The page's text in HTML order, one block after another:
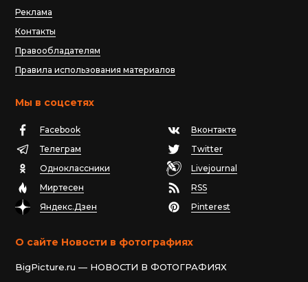
Реклама
Контакты
Правообладателям
Правила использования материалов
Мы в соцсетях
Facebook
Вконтакте
Телеграм
Twitter
Одноклассники
Livejournal
Миртесен
RSS
Яндекс.Дзен
Pinterest
О сайте Новости в фотографиях
BigPicture.ru — НОВОСТИ В ФОТОГРАФИЯХ